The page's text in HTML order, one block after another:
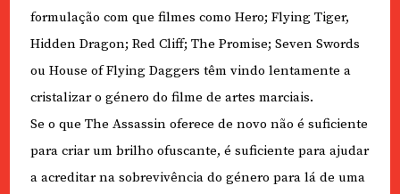
formulação com que filmes como Hero; Flying Tiger,
Hidden Dragon; Red Cliff; The Promise; Seven Swords
ou House of Flying Daggers têm vindo lentamente a
cristalizar o género do filme de artes marciais.
Se o que The Assassin oferece de novo não é suficiente
para criar um brilho ofuscante, é suficiente para ajudar
a acreditar na sobrevivência do género para lá de uma